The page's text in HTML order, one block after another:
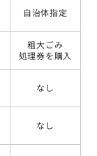
自治体指定
粗大ごみ
処理券を購入
なし
なし